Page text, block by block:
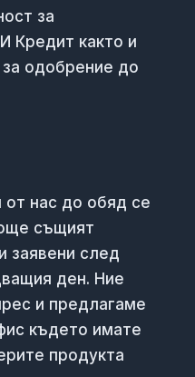
за
Кредит както и
одобрение до
от нас до обяд се
същият
заявени след
ден. Ние
и предлагаме
където имате
продукта